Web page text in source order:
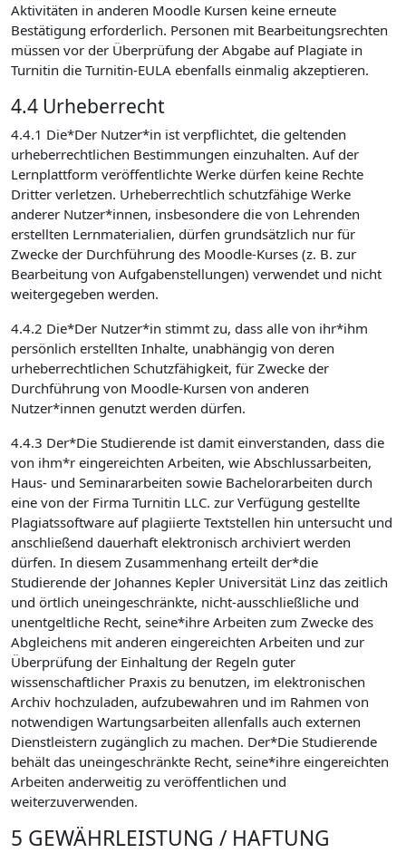
Aktivitäten in anderen Moodle Kursen keine erneute
Bestätigung erforderlich. Personen mit Bearbeitungsrechten
müssen vor der Überprüfung der Abgabe auf Plagiate in
Turnitin die Turnitin-EULA ebenfalls einmalig akzeptieren.
4.4 Urheberrecht
4.4.1 Die*Der Nutzer*in ist verpflichtet, die geltenden
urheberrechtlichen Bestimmungen einzuhalten. Auf der
Lernplattform veröffentlichte Werke dürfen keine Rechte
Dritter verletzen. Urheberrechtlich schutzfähige Werke
anderer Nutzer*innen, insbesondere die von Lehrenden
erstellten Lernmaterialien, dürfen grundsätzlich nur für
Zwecke der Durchführung des Moodle-Kurses (z. B. zur
Bearbeitung von Aufgabenstellungen) verwendet und nicht
weitergegeben werden.
4.4.2 Die*Der Nutzer*in stimmt zu, dass alle von ihr*ihm
persönlich erstellten Inhalte, unabhängig von deren
urheberrechtlichen Schutzfähigkeit, für Zwecke der
Durchführung von Moodle-Kursen von anderen
Nutzer*innen genutzt werden dürfen.
4.4.3 Der*Die Studierende ist damit einverstanden, dass die
von ihm*r eingereichten Arbeiten, wie Abschlussarbeiten,
Haus- und Seminararbeiten sowie Bachelorarbeiten durch
eine von der Firma Turnitin LLC. zur Verfügung gestellte
Plagiatssoftware auf plagiierte Textstellen hin untersucht und
anschließend dauerhaft elektronisch archiviert werden
dürfen. In diesem Zusammenhang erteilt der*die
Studierende der Johannes Kepler Universität Linz das zeitlich
und örtlich uneingeschränkte, nicht-ausschließliche und
unentgeltliche Recht, seine*ihre Arbeiten zum Zwecke des
Abgleichens mit anderen eingereichten Arbeiten und zur
Überprüfung der Einhaltung der Regeln guter
wissenschaftlicher Praxis zu benutzen, im elektronischen
Archiv hochzuladen, aufzubewahren und im Rahmen von
notwendigen Wartungsarbeiten allenfalls auch externen
Dienstleistern zugänglich zu machen. Der*Die Studierende
behält das uneingeschränkte Recht, seine*ihre eingereichten
Arbeiten anderweitig zu veröffentlichen und
weiterzuverwenden.
5 GEWÄHRLEISTUNG / HAFTUNG